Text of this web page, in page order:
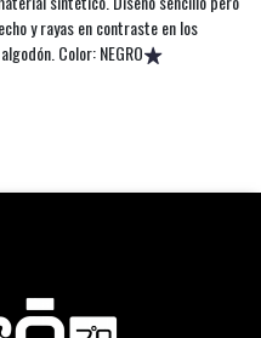
y rayas en contraste en los
Color: NEGRO